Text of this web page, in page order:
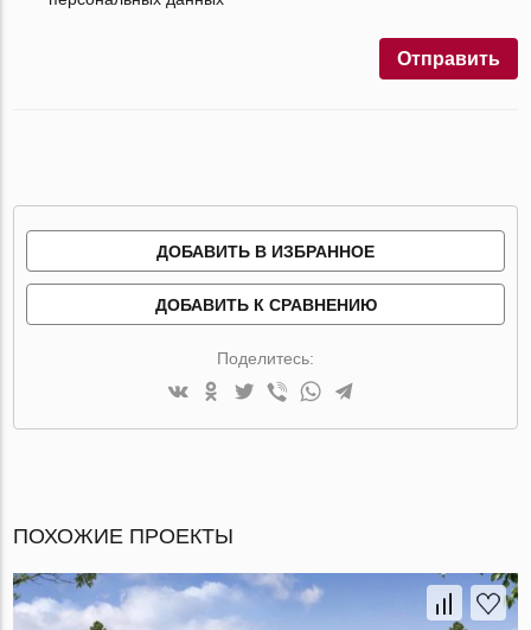
Отправить
ДОБАВИТЬ В ИЗБРАННОЕ
ДОБАВИТЬ К СРАВНЕНИЮ
Поделитесь:
ПОХОЖИЕ ПРОЕКТЫ